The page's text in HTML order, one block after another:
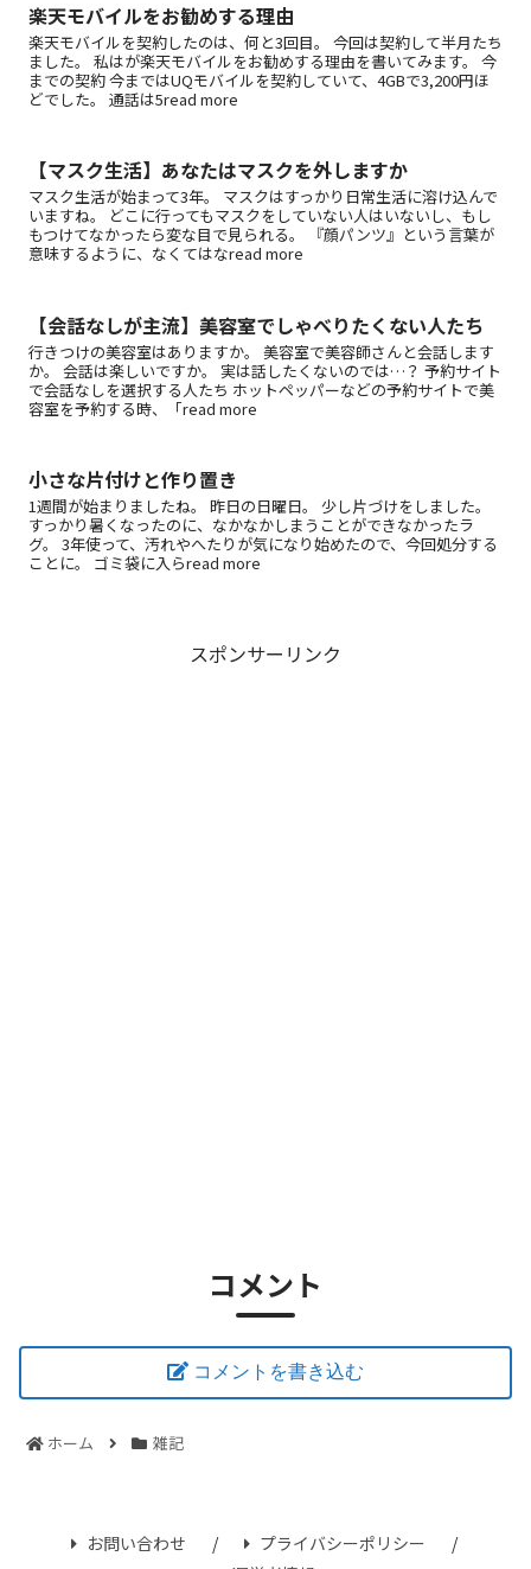
楽天モバイルをお勧めする理由
楽天モバイルを契約したのは、何と3回目。 今回は契約して半月たち
ました。 私はが楽天モバイルをお勧めする理由を書いてみます。 今
までの契約 今まではUQモバイルを契約していて、4GBで3,200円ほ
どでした。 通話は5read more
【マスク生活】あなたはマスクを外しますか
マスク生活が始まって3年。 マスクはすっかり日常生活に溶け込んで
いますね。 どこに行ってもマスクをしていない人はいないし、もし
もつけてなかったら変な目で見られる。 『顔パンツ』という言葉が
意味するように、なくてはなread more
【会話なしが主流】美容室でしゃべりたくない人たち
行きつけの美容室はありますか。 美容室で美容師さんと会話します
か。 会話は楽しいですか。 実は話したくないのでは…？ 予約サイト
で会話なしを選択する人たち ホットペッパーなどの予約サイトで美
容室を予約する時、「read more
小さな片付けと作り置き
1週間が始まりましたね。 昨日の日曜日。 少し片づけをしました。
すっかり暑くなったのに、なかなかしまうことができなかったラ
グ。 3年使って、汚れやへたりが気になり始めたので、今回処分する
ことに。 ゴミ袋に入らread more
スポンサーリンク
コメント
コメントを書き込む
ホーム 雑記
お問い合わせ
プライバシーポリシー